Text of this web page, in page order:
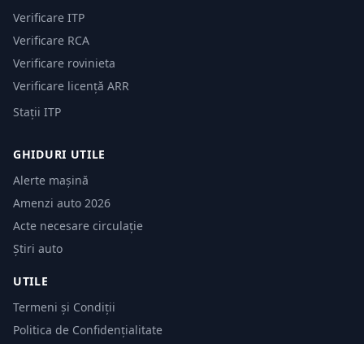
Verificare ITP
Verificare RCA
Verificare rovinieta
Verificare licență ARR
Stații ITP
GHIDURI UTILE
Alerte mașină
Amenzi auto 2026
Acte necesare circulație
Știri auto
UTILE
Termeni și Condiții
Politica de Confidențialitate